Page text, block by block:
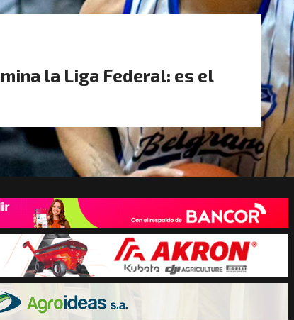
la Liga Federal: es el